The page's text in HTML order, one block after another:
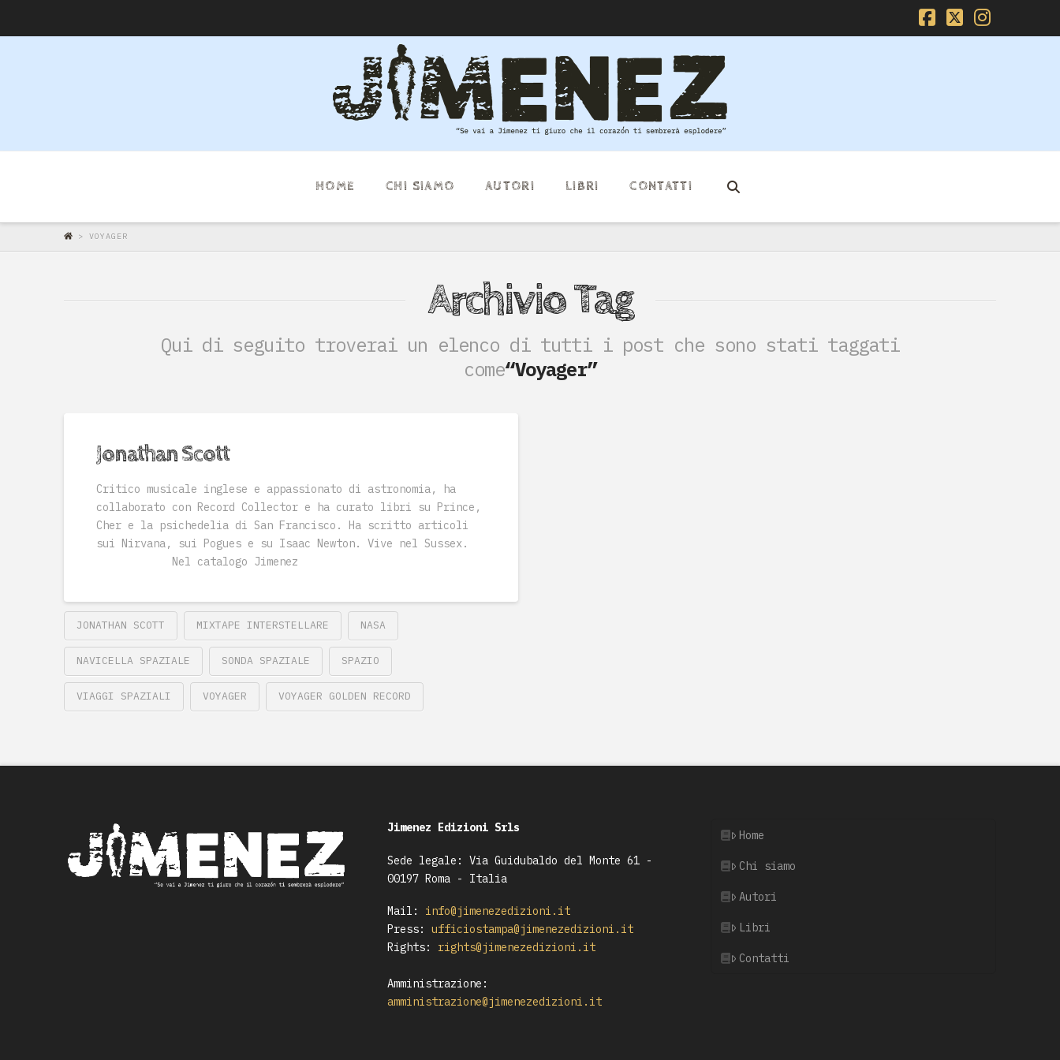
Facebook
X
HOME CHI SIAMO AUTORI LIBRI CONTATTI
> VOYAGER
Archivio Tag
Qui di seguito troverai un elenco di tutti i post che sono stati taggati
come“Voyager”
Jonathan Scott
Critico musicale inglese e appassionato di astronomia, ha
collaborato con Record Collector e ha curato libri su Prince,
Cher e la psichedelia di San Francisco. Ha scritto articoli
sui Nirvana, sui Pogues e su Isaac Newton. Vive nel Sussex.
Nel catalogo Jimenez
JONATHAN SCOTT MIXTAPE INTERSTELLARE NASA
NAVICELLA SPAZIALE SONDA SPAZIALE SPAZIO
VIAGGI SPAZIALI VOYAGER VOYAGER GOLDEN RECORD
Jimenez Edizioni Srls
Sede legale: Via Guidubaldo del Monte 61 -
00197 Roma - Italia
Mail:
info@jimenezedizioni.it
Press:
ufficiostampa@jimenezedizioni.it
Rights:
rights@jimenezedizioni.it
Amministrazione:
amministrazione@jimenezedizioni.it
Home
Chi siamo
Autori
Libri
Contatti